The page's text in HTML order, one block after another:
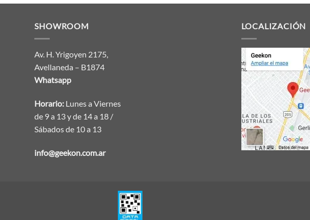
SHOWROOM
Av. H. Yrigoyen 2175,
Avellaneda – B1874
Whatsapp
Horario: Lunes a Viernes
de 9 a 13 y de 14 a 18 /
Sábados de 10 a 13
info@geekon.com.ar
LOCALIZACIÓN